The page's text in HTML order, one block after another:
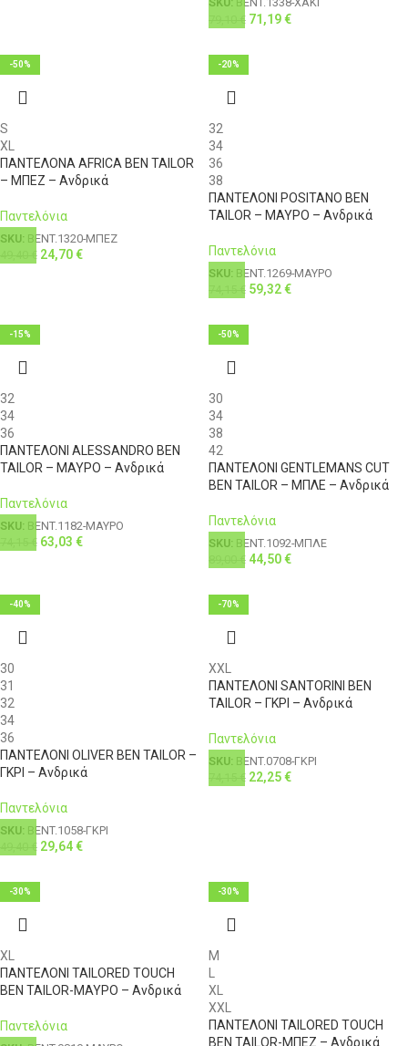
SKU: BENT.1338-ΧΑΚΙ
€ 71,19€
-50%
S
XL
ΠΑΝΤΕΛΟΝΑ AFRICA BEN TAILOR
– ΜΠΕΖ – Ανδρικά
Παντελόνια
SKU: BENT.1320-ΜΠΕΖ
€ 24,70€
-20%
32
34
36
38
ΠΑΝΤΕΛΟΝΙ POSITANO BEN
TAILOR – ΜΑΥΡΟ – Ανδρικά
Παντελόνια
SKU: BENT.1269-ΜΑΥΡΟ
€ 59,32€
-15%
32
34
36
ΠΑΝΤΕΛΟΝΙ ALESSANDRO BEN
TAILOR – ΜΑΥΡΟ – Ανδρικά
Παντελόνια
SKU: BENT.1182-ΜΑΥΡΟ
€ 63,03 €
-50%
30
34
38
42
ΠΑΝΤΕΛΟΝΙ GENTLEMANS CUT
BEN TAILOR – ΜΠΛΕ – Ανδρικά
Παντελόνια
SKU: BENT.1092-ΜΠΛΕ
€ 44,50€
-40%
30
31
32
34
36
ΠΑΝΤΕΛΟΝΙ OLIVER BEN TAILOR –
ΓΚΡΙ – Ανδρικά
Παντελόνια
SKU: BENT.1058-ΓΚΡΙ
€ 29,64€
-70%
XXL
ΠΑΝΤΕΛΟΝΙ SANTORINI BEN
TAILOR – ΓΚΡΙ – Ανδρικά
Παντελόνια
SKU: BENT.0708-ΓΚΡΙ
€ 22,25€
-30%
XL
ΠΑΝΤΕΛΟΝΙ TAILORED TOUCH
BEN TAILOR-ΜΑΥΡΟ – Ανδρικά
Παντελόνια
-30%
M
XL
XXL
ΠΑΝΤΕΛΟΝΙ TAILORED TOUCH
BEN TAILOR-ΜΠΕΖ – Ανδρικά